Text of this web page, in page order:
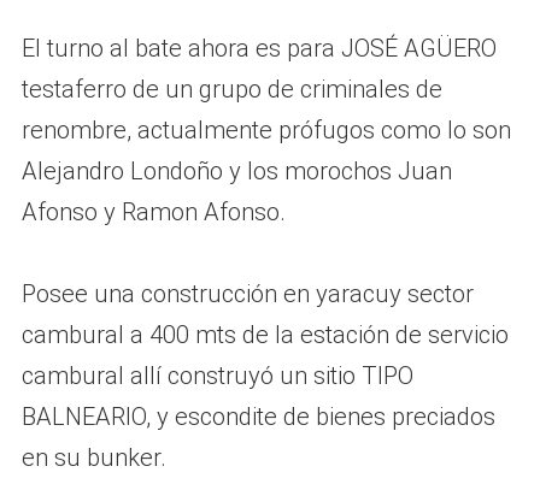
El turno al bate ahora es para JOSÉ AGÜERO
testaferro de un grupo de criminales de
renombre, actualmente prófugos como lo son
Alejandro Londoño y los morochos Juan
Afonso y Ramon Afonso.
Posee una construcción en yaracuy sector
cambural a 400 mts de la estación de servicio
cambural allí construyó un sitio TIPO
BALNEARIO, y escondite de bienes preciados
en su bunker.